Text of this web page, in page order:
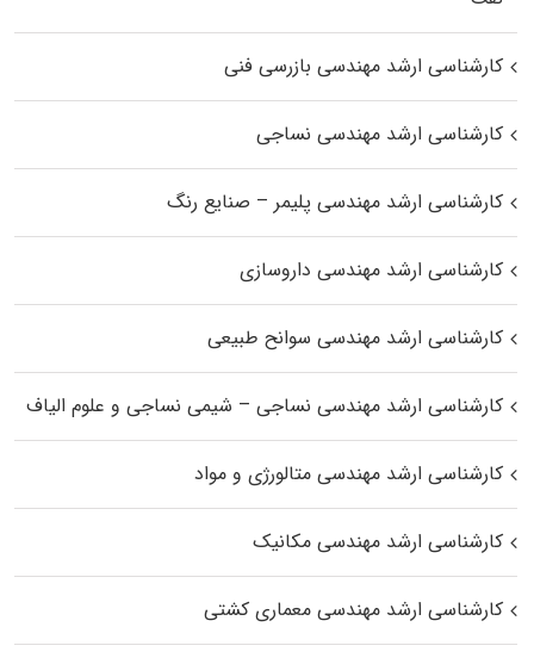
کارشناسی ارشد مهندسی بازرسی فنی
کارشناسی ارشد مهندسی نساجی
کارشناسی ارشد مهندسی پلیمر – صنایع رنگ
کارشناسی ارشد مهندسی داروسازی
کارشناسی ارشد مهندسی سوانح طبیعی
کارشناسی ارشد مهندسی نساجی – شیمی نساجی و علوم الیاف
کارشناسی ارشد مهندسی متالورژی و مواد
کارشناسی ارشد مهندسی مکانیک
کارشناسی ارشد مهندسی معماری کشتی